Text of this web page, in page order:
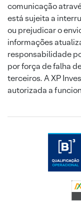
comunicação
está sujeita a
ou prejudicar o
informações
responsabilidade
por força de falha
terceiros. A XP
autorizada a